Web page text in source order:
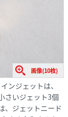
画像(10枚)
ンジェットは、
さいジェット3個
、ジェットニード